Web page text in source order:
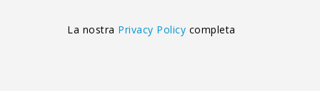
La nostra Privacy Policy completa